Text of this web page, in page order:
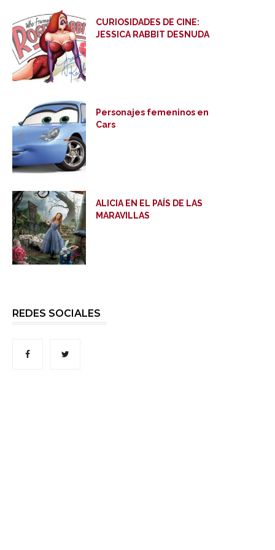
CURIOSIDADES DE CINE:
JESSICA RABBIT DESNUDA
Personajes femeninos en
Cars
ALICIA EN EL PAÍS DE LAS
MARAVILLAS
REDES SOCIALES